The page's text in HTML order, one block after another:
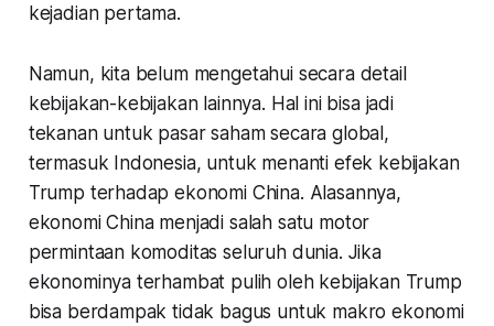
kejadian pertama.
Namun, kita belum mengetahui secara detail
kebijakan-kebijakan lainnya. Hal ini bisa jadi
tekanan untuk pasar saham secara global,
termasuk Indonesia, untuk menanti efek kebijakan
Trump terhadap ekonomi China. Alasannya,
ekonomi China menjadi salah satu motor
permintaan komoditas seluruh dunia. Jika
ekonominya terhambat pulih oleh kebijakan Trump
bisa berdampak tidak bagus untuk makro ekonomi